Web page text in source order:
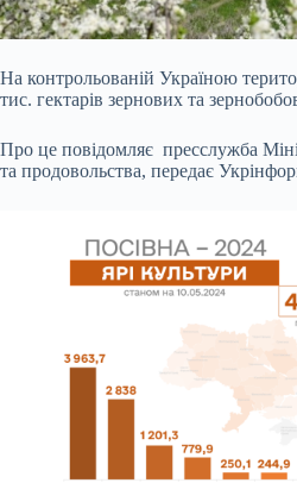
На контрольованій Україною
тис. гектарів зернових та
Про це повідомляє пресслужба
та продовольства, передає